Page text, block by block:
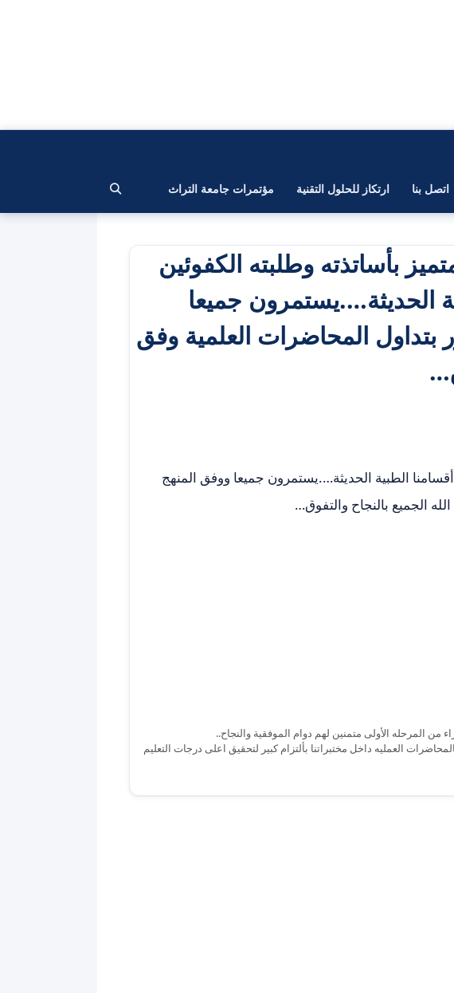
اتصل بنا ارتكاز للحلول التقنية مؤتمرات جامعة التراث
بأساتذته وطلبته الكفوئين
الحديثة….يستمرون جميعا
بتداول المحاضرات العلمية وفق
الطبية الحديثة….يستمرون جميعا ووفق المنهج
الجميع بالنجاح والتفوق…
من المرحله الأولى متمنين لهم دوام الموفقية والنجاح..
العمليه داخل مختبراتنا بألتزام كبير لتحقيق اعلى درجات التعليم